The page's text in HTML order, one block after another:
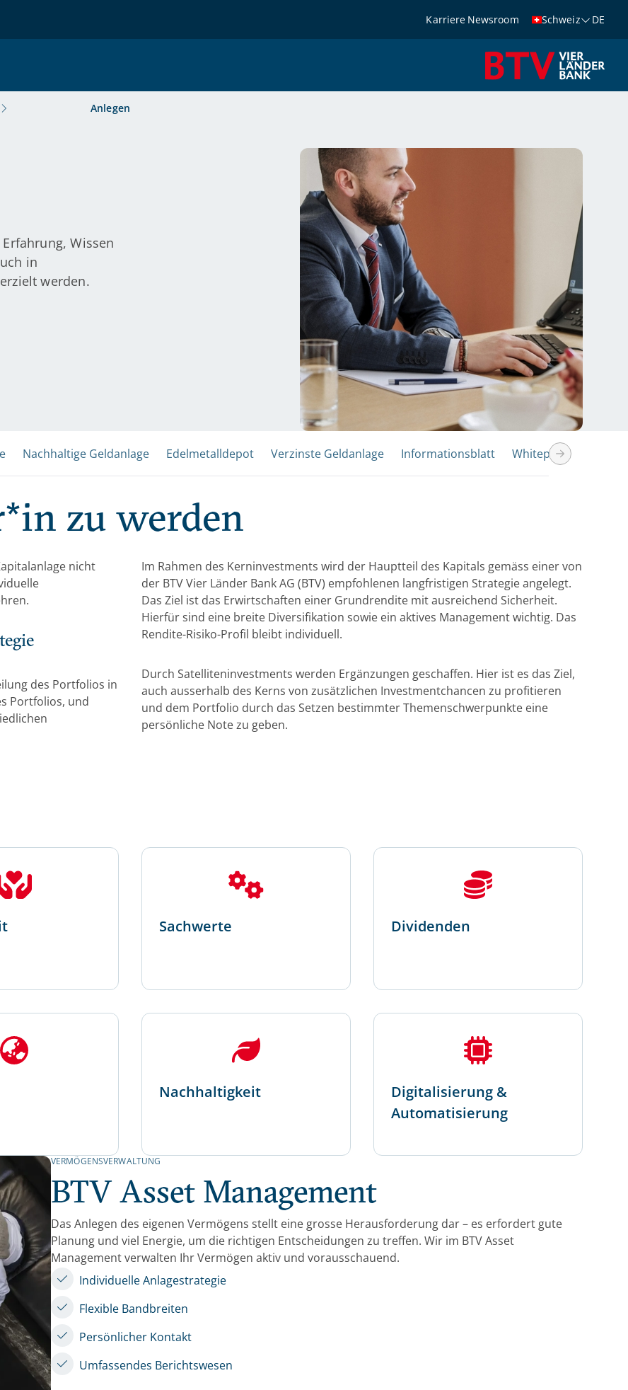
Karriere Newsroom Schweiz DE
Anlegen
Wissen
in
werden.
Nachhaltige Geldanlage Edelmetalldepot Verzinste Geldanlage Informationsblatt Whitepaper
zu werden
nicht
des Portfolios in
Portfolios, und
Im Rahmen des Kerninvestments wird der Hauptteil des Kapitals gemäss einer von
der BTV Vier Länder Bank AG (BTV) empfohlenen langfristigen Strategie angelegt.
Das Ziel ist das Erwirtschaften einer Grundrendite mit ausreichend Sicherheit.
Hierfür sind eine breite Diversifikation sowie ein aktives Management wichtig. Das
Rendite-Risiko-Profil bleibt individuell.
Durch Satelliteninvestments werden Ergänzungen geschaffen. Hier ist es das Ziel,
auch ausserhalb des Kerns von zusätzlichen Investmentchancen zu profitieren
und dem Portfolio durch das Setzen bestimmter Themenschwerpunkte eine
persönliche Note zu geben.
Sachwerte Dividenden
Nachhaltigkeit
Digitalisierung &
Automatisierung
VERMÖGENSVERWALTUNG
BTV Asset Management
Das Anlegen des eigenen Vermögens stellt eine grosse Herausforderung dar – es erfordert gute
Planung und viel Energie, um die richtigen Entscheidungen zu treffen. Wir im BTV Asset
Management verwalten Ihr Vermögen aktiv und vorausschauend.
Individuelle Anlagestrategie
Flexible Bandbreiten
Persönlicher Kontakt
Umfassendes Berichtswesen